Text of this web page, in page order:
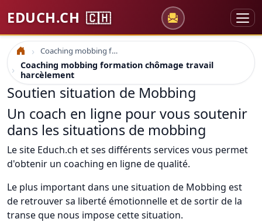
EDUCH.CH 🇨🇭
Accueil Coaching mobbing formation chômage travail harcèlement
Coaching mobbing formation chômage travail
harcèlement
Soutien situation de Mobbing
Un coach en ligne pour vous soutenir
dans les situations de mobbing
Le site Educh.ch et ses différents services vous permet
d'obtenir un coaching en ligne de qualité.
Le plus important dans une situation de Mobbing est
de retrouver sa liberté émotionnelle et de sortir de la
transe que nous impose cette situation.